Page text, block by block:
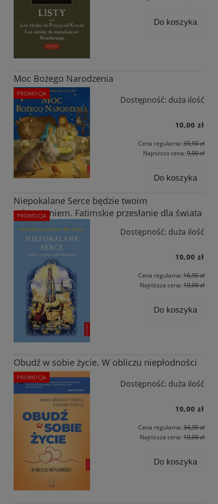
Do koszyka
Moc Bożego Narodzenia
Dostępność: duża ilość
10,00 zł
Cena regularna: 35,90 zł
Najniższa cena: 9,90 zł
Do koszyka
PROMOCJA
Niepokalane Serce będzie twoim
schronieniem. Fatimskie przesłanie dla świata
Dostępność: duża ilość
10,00 zł
Cena regularna: 16,90 zł
Najniższa cena: 10,00 zł
Do koszyka
PROMOCJA
Obudź w sobie życie. W obliczu niepłodności
Dostępność: duża ilość
10,00 zł
Cena regularna: 34,90 zł
Najniższa cena: 10,00 zł
Do koszyka
PROMOCJA
Zapisz się na newsletter i otrzymaj
Wydawnictwo.pl.
Zapisuję się i odbieram rabat
Zapisując się, wyrażasz zgodę na otrzymywanie newslettera. Zapis
wymaga potwierdzenia przez e-mail. Możesz zrezygnować w każdej